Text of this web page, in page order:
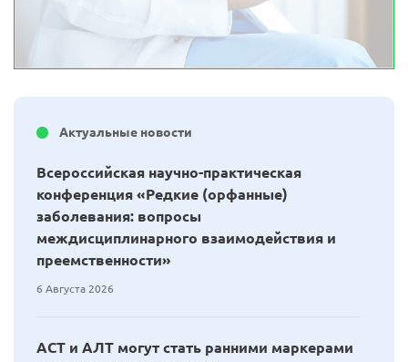
Актуальные новости
Всероссийская научно-практическая
конференция «Редкие (орфанные)
заболевания: вопросы
междисциплинарного взаимодействия и
преемственности»
6 Августа 2026
АСТ и АЛТ могут стать ранними маркерами